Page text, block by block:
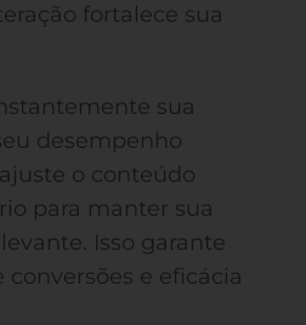
fortalece sua
sua
desempenho
o conteúdo
para manter sua
Isso garante
e eficácia